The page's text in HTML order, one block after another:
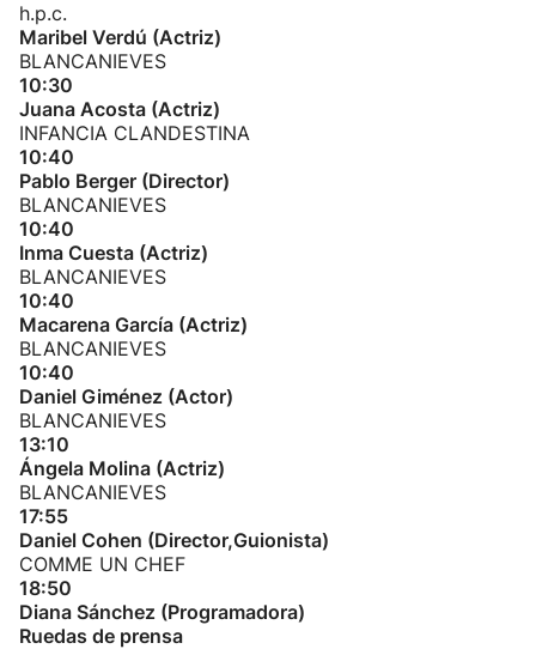
h.p.c.
Maribel Verdú (Actriz)
BLANCANIEVES
10:30
Juana Acosta (Actriz)
INFANCIA CLANDESTINA
10:40
Pablo Berger (Director)
BLANCANIEVES
10:40
Inma Cuesta (Actriz)
BLANCANIEVES
10:40
Macarena García (Actriz)
BLANCANIEVES
10:40
Daniel Giménez (Actor)
BLANCANIEVES
13:10
Ángela Molina (Actriz)
BLANCANIEVES
17:55
Daniel Cohen (Director,Guionista)
COMME UN CHEF
18:50
Diana Sánchez (Programadora)
Ruedas de prensa